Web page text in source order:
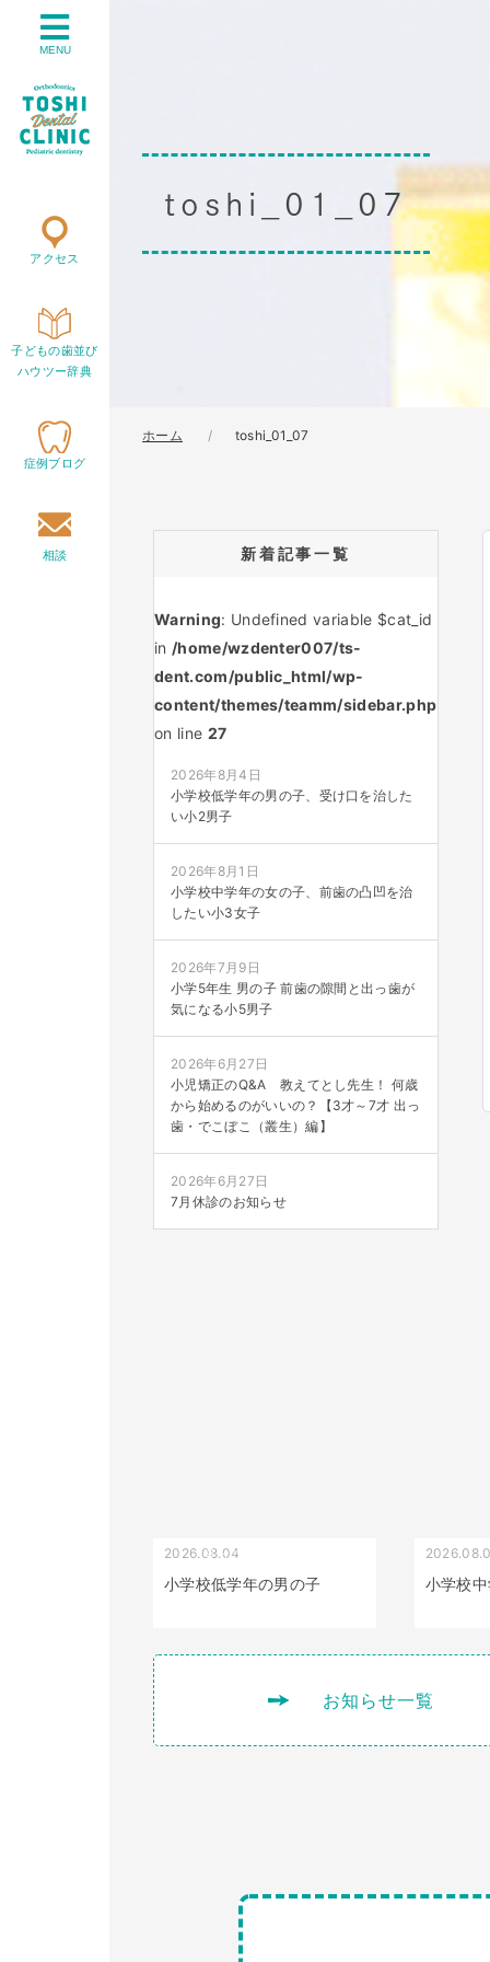
MENU
アクセス
子どもの歯並び
ハウツー辞典
症例ブログ
相談
toshi_01_07
ホーム toshi_01_07
新着記事一覧
Warning: Undefined variable $cat_id
in /home/wzdenter007/ts-
dent.com/public_html/wp-
content/themes/teamm/sidebar.php
on line 27
2026年8月4日
小学校低学年の男の子、受け口を治した
い小2男子
2026年8月1日
小学校中学年の女の子、前歯の凸凹を治
したい小3女子
2026年7月9日
小学5年生 男の子 前歯の隙間と出っ歯が
気になる小5男子
2026年6月27日
小児矯正のQ&A 教えてとし先生！ 何歳
から始めるのがいいの？【3才～7才 出っ
歯・でこぼこ（叢生）編】
2026年6月27日
7月休診のお知らせ
受け口（しゃくれている）
2026.08.04
小学校低学年の男の子 小学校
お知らせ一覧